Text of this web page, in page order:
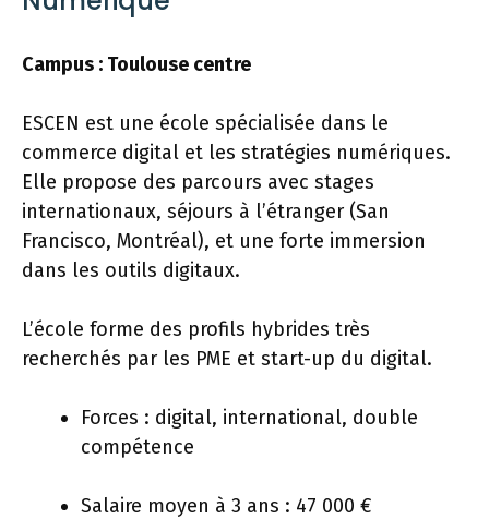
Campus : Toulouse centre
ESCEN est une école spécialisée dans le
commerce digital et les stratégies numériques.
Elle propose des parcours avec stages
internationaux, séjours à l’étranger (San
Francisco, Montréal), et une forte immersion
dans les outils digitaux.
L’école forme des profils hybrides très
recherchés par les PME et start-up du digital.
Forces : digital, international, double
compétence
Salaire moyen à 3 ans : 47 000 €